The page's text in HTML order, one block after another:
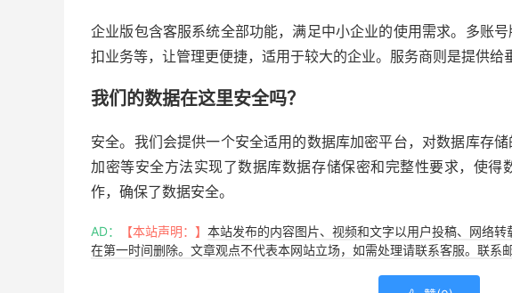
企业版包含客服系统全部功能，满足中小企业的使用需求。多账
扣业务等，让管理更便捷，适用于较大的企业。服务商则是提供给
我们的数据在这里安全吗？
安全。我们会提供一个安全适用的数据库加密平台，对数据库存
加密等安全方法实现了数据库数据存储保密和完整性要求，使
作，确保了数据安全。
AD： 【本站声明：】 本站发布的内容图片、视频和文字以用户投稿、网络
在第一时间删除。文章观点不代表本网站立场，如需处理请联系客服。联